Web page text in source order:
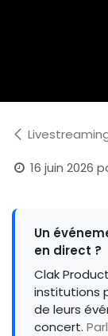
16 juin 2026
Un
en direct ?
Clak
institutions
de leurs
concert.